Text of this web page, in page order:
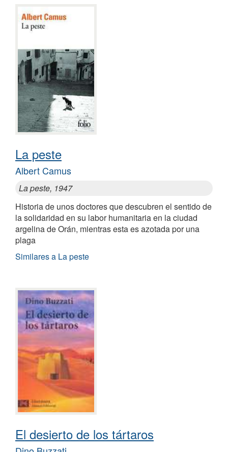
La peste
Albert Camus
La peste, 1947
Historia de unos doctores que descubren el sentido de
la solidaridad en su labor humanitaria en la ciudad
argelina de Orán, mientras esta es azotada por una
plaga
Similares a La peste
El desierto de los tártaros